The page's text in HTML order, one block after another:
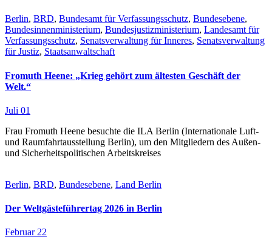
Berlin, BRD, Bundesamt für Verfassungsschutz, Bundesebene,
Bundesinnenministerium, Bundesjustizministerium, Landesamt für
Verfassungsschutz, Senatsverwaltung für Inneres, Senatsverwaltung
für Justiz, Staatsanwaltschaft
Fromuth Heene: „Krieg gehört zum ältesten Geschäft der
Welt.“
Juli 01
Frau Fromuth Heene besuchte die ILA Berlin (Internationale Luft-
und Raumfahrtausstellung Berlin), um den Mitgliedern des Außen-
und Sicherheitspolitischen Arbeitskreises
Berlin, BRD, Bundesebene, Land Berlin
Der Weltgästeführertag 2026 in Berlin
Februar 22